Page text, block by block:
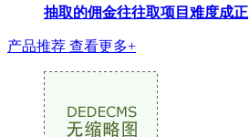
抽取的佣金往往取项目难度成正
产品推荐 查看更多+